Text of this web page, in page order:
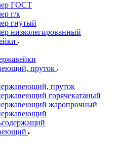
ГОСТ
г/к
гнутый
низколегированный
пруток
пруток
горячекатаный
жаропрочный